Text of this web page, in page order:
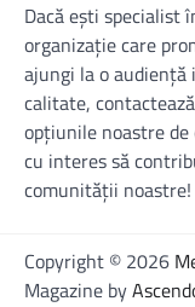
Dacă ești specialist
organizație care
ajungi la o
calitate,
opțiunile noastre de
cu interes să
comunității noastre!
Copyright © 2026
Magazine by